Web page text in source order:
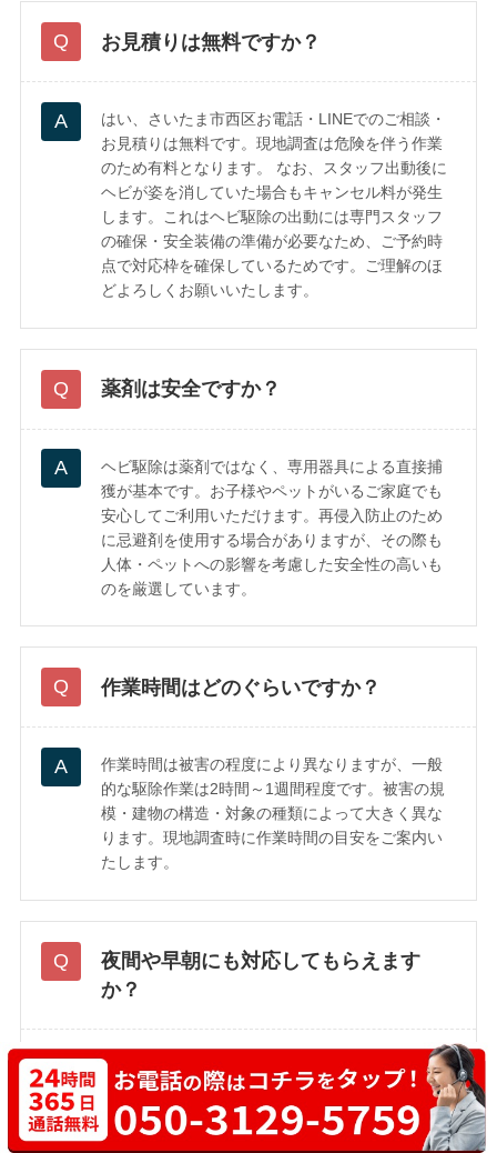
お見積りは無料ですか？
はい、さいたま市西区お電話・LINEでのご相談・
お見積りは無料です。現地調査は危険を伴う作業
のため有料となります。 なお、スタッフ出動後に
ヘビが姿を消していた場合もキャンセル料が発生
します。これはヘビ駆除の出動には専門スタッフ
の確保・安全装備の準備が必要なため、ご予約時
点で対応枠を確保しているためです。ご理解のほ
どよろしくお願いいたします。
薬剤は安全ですか？
ヘビ駆除は薬剤ではなく、専用器具による直接捕
獲が基本です。お子様やペットがいるご家庭でも
安心してご利用いただけます。再侵入防止のため
に忌避剤を使用する場合がありますが、その際も
人体・ペットへの影響を考慮した安全性の高いも
のを厳選しています。
作業時間はどのぐらいですか？
作業時間は被害の程度により異なりますが、一般
的な駆除作業は2時間～1週間程度です。被害の規
模・建物の構造・対象の種類によって大きく異な
ります。現地調査時に作業時間の目安をご案内い
たします。
夜間や早朝にも対応してもらえます
か？
はい、さいたま市西区内であれば夜間や早朝の対
応も可能です。緊急時には最短15分で駆けつけま
すので、深夜の突然のトラブルも安心してご依頼
ください。